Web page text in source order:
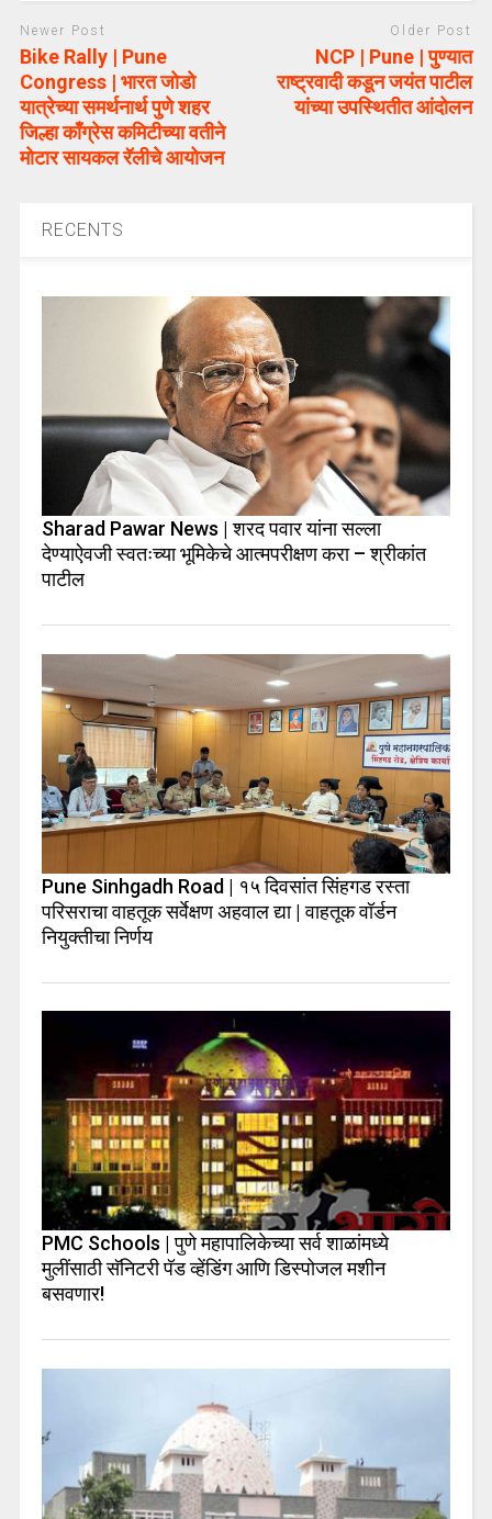
Newer Post
Bike Rally | Pune
Congress | भारत जोडो
यात्रेच्या समर्थनार्थ पुणे शहर
जिल्हा काँग्रेस कमिटीच्या वतीने
मोटार सायकल रॅलीचे आयोजन
Older Post
NCP | Pune | पुण्यात
राष्ट्रवादी कडून जयंत पाटील
यांच्या उपस्थितीत आंदोलन
RECENTS
Sharad Pawar News | शरद पवार यांना सल्ला
देण्याऐवजी स्वतःच्या भूमिकेचे आत्मपरीक्षण करा – श्रीकांत
पाटील
Pune Sinhgadh Road | १५ दिवसांत सिंहगड रस्ता
परिसराचा वाहतूक सर्वेक्षण अहवाल द्या | वाहतूक वॉर्डन
नियुक्तीचा निर्णय
PMC Schools | पुणे महापालिकेच्या सर्व शाळांमध्ये
मुलींसाठी सॅनिटरी पॅड व्हेंडिंग आणि डिस्पोजल मशीन
बसवणार!